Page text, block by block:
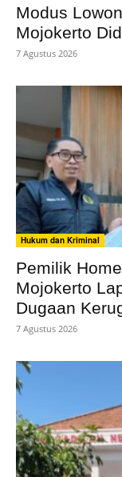
Modus
Mojokerto
7 Agustus 2026
Hukum dan Kriminal
Pemilik
Mojokerto
Dugaan
7 Agustus 2026